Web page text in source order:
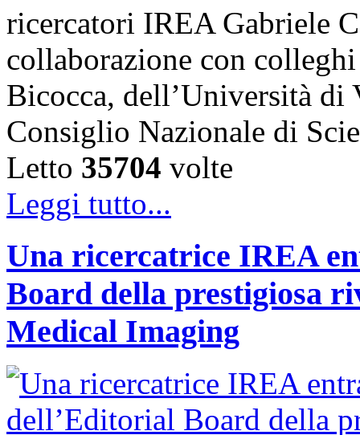
ricercatori IREA Gabriele
collaborazione con
Bicocca, dell’Università di
Consiglio Nazionale di
Letto 35704 volte
Leggi tutto...
Una ricercatrice IREA
Board della prestigiosa
Medical Imaging